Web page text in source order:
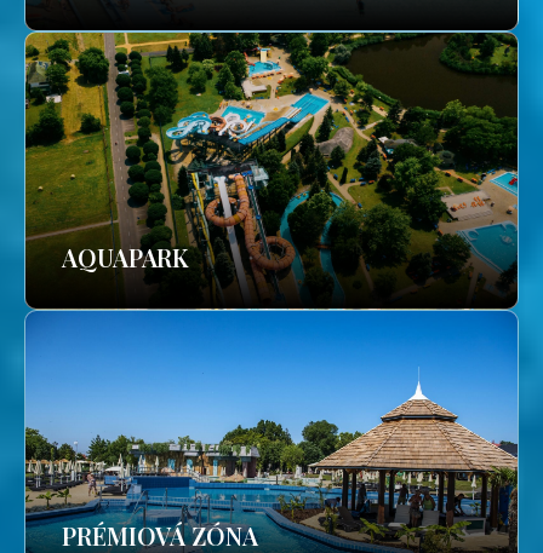
AQUAPARK
PRÉMIOVÁ ZÓNA